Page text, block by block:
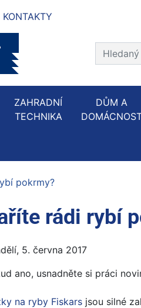
KONTAKTY
Prohledat
ZAHRADNÍ
TECHNIKA
DŮM A
pokrmy?
rádi rybí
5. června 2017
ano, usnadněte si práci
na ryby Fiskars jsou silné